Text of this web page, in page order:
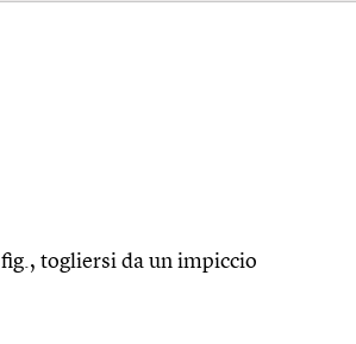
fig., togliersi da un impiccio